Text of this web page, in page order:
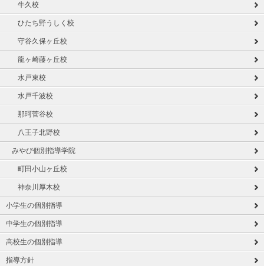
牛久校
ひたち野うしく校
守谷久保ヶ丘校
龍ヶ崎藤ヶ丘校
水戸東校
水戸千波校
那珂菅谷校
八王子北野校
みやび個別指導学院
町田小山ヶ丘校
神奈川厚木校
小学生の個別指導
中学生の個別指導
高校生の個別指導
指導方針